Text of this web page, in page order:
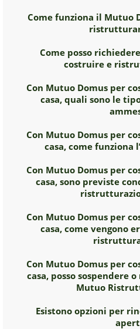
Come funziona il Mutuo
Come posso
costruire e
Con Mutuo Domus per
casa, quali sono le
Con Mutuo Domus per
casa, come funziona
Con Mutuo Domus per
casa, sono previste
Con Mutuo Domus per
casa, come vengono
Con Mutuo Domus per
casa, posso sospendere
Mutuo
Esistono opzioni per